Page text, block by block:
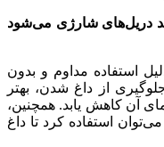
دریل‌های شارژی می‌شود
استفاده مداوم و بدون
از داغ شدن، بهتر
آن کاهش یابد. همچنین،
استفاده کرد تا داغ